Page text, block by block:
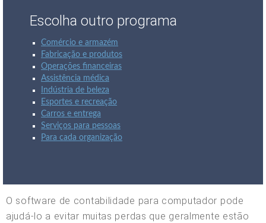
Escolha outro programa
Comércio e armazém
Fabricação e produtos
Operações financeiras
Assistência médica
Indústria de beleza
Esportes e recreação
Carros e entrega
Serviços para pessoas
Para cada organização
O software de contabilidade para computador pode
ajudá-lo a evitar muitas perdas que geralmente estão